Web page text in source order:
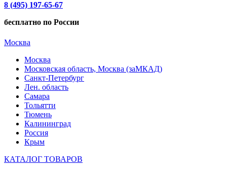
8 (495) 197-65-67
бесплатно по России
Москва
Москва
Московская область, Москва (заМКАД)
Санкт-Петербург
Лен. область
Самара
Тольятти
Тюмень
Калининград
Россия
Крым
КАТАЛОГ ТОВАРОВ